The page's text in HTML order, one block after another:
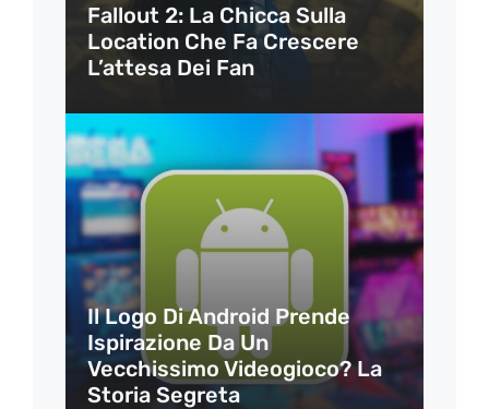
Fallout 2: La Chicca Sulla
Location Che Fa Crescere
L’attesa Dei Fan
Il Logo Di Android Prende
Ispirazione Da Un
Vecchissimo Videogioco? La
Storia Segreta